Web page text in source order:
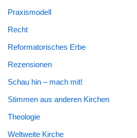
Praxismodell
Recht
Reformatorisches Erbe
Rezensionen
Schau hin – mach mit!
Stimmen aus anderen Kirchen
Theologie
Weltweite Kirche